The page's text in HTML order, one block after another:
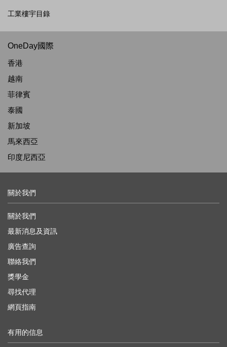
工業樓宇目錄
OneDay國際
香港
越南
菲律賓
泰國
新加坡
馬來西亞
印度尼西亞
關於我們
關於我們
最新消息及資訊
廣告查詢
聯絡我們
獎學金
尋找代理
網頁指南
有用的信息